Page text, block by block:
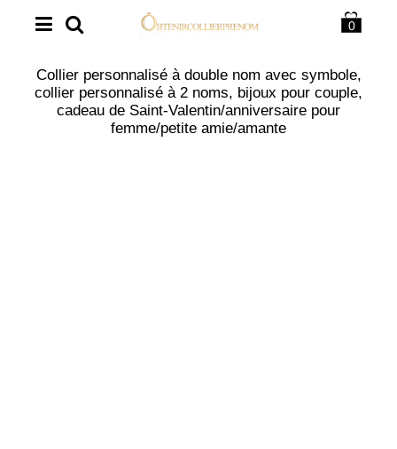
0
Collier personnalisé à double nom avec symbole,
collier personnalisé à 2 noms, bijoux pour couple,
cadeau de Saint-Valentin/anniversaire pour
femme/petite amie/amante